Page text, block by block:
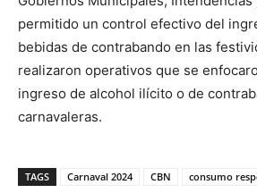
permitido un control efectivo del
bebidas de contrabando en las
realizaron operativos que se
ingreso de alcohol ilícito o de
carnavaleras.
TAGS Carnaval 2024 CBN consumo